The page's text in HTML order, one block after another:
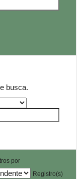
busca.
por
Registro(s)